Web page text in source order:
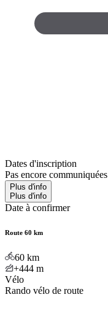
Dates d'inscription
Pas encore communiquées
Plus d'info
Plus d'info
Date à confirmer
Route 60 km
60 km
+444 m
Vélo
Rando vélo de route